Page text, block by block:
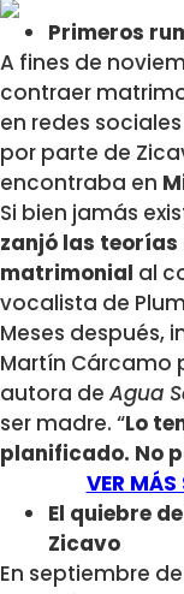
Primeros
A fines de
contraer
en redes
por parte de
encontraba en
Si bien jamás
zanjó las
matrimonial al
vocalista de
Meses después,
Martín Cárcamo
autora de Agua
ser madre. “Lo
planificado. No
VER MÁS
El quiebre
Zicavo
En septiembre